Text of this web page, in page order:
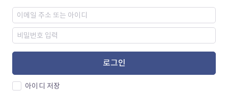
로그인
아이디 저장